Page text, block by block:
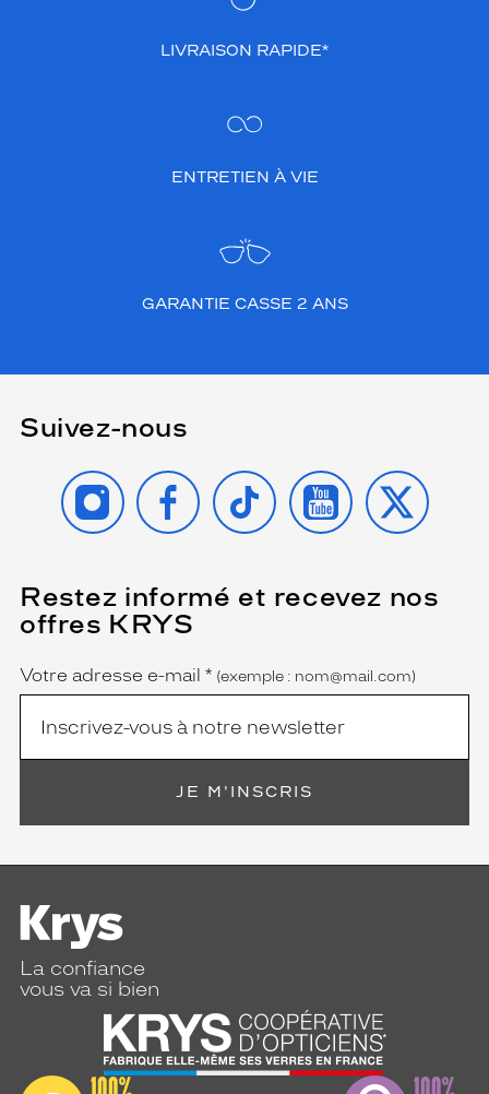
LIVRAISON RAPIDE*
ENTRETIEN À VIE
GARANTIE CASSE 2 ANS
Suivez-nous
INSTAGRAMFACEBOOK
TIKTOK YOUTUBE
X
Restez informé et recevez nos
offres KRYS
Name
Votre adresse e-mail *
(Ce
champ
est
obligatoire)
(exemple : nom@mail.com)
JE M'INSCRIS
La confiance
vous va si bien